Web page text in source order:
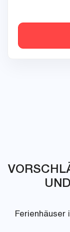
Ferienhäuser